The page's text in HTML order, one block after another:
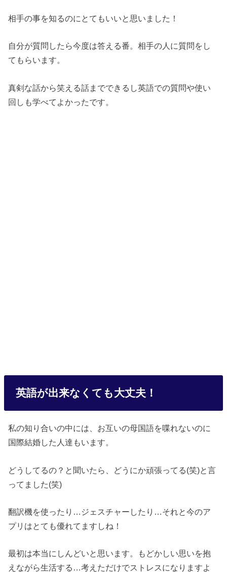
相手の事を知るのにとてもいいと思いました！
自分が質問したら今度は答える番。相手の人に質問をし
てもらいます。
真剣な話から笑える話までできるし英語での質問や使い
回しも学べてよかったです。
英語が出来なくても大丈夫！
私の知り合いの中には、お互いの母国語を喋れないのに
国際結婚した人達もいます。
どうしてるの？と聞いたら、どうにか頑張ってる(笑)と言
ってました(笑)
翻訳機を使ったり…ジェスチャーしたり…それと今のア
プリはとても優れてますしね！
最初は本当にしんどいと思います。もどかしい思いを抱
えながら生活する…考えただけでストレスになりますよ